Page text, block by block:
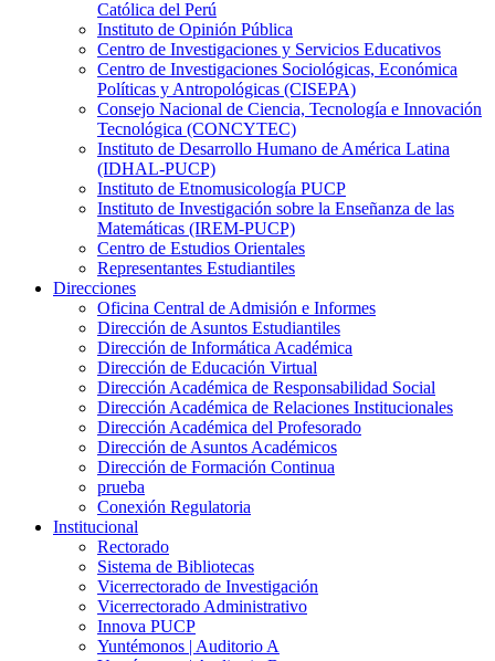
Católica del Perú
Instituto de Opinión Pública
Centro de Investigaciones y Servicios Educativos
Centro de Investigaciones Sociológicas, Económica
Políticas y Antropológicas (CISEPA)
Consejo Nacional de Ciencia, Tecnología e Innovación
Tecnológica (CONCYTEC)
Instituto de Desarrollo Humano de América Latina
(IDHAL-PUCP)
Instituto de Etnomusicología PUCP
Instituto de Investigación sobre la Enseñanza de las
Matemáticas (IREM-PUCP)
Centro de Estudios Orientales
Representantes Estudiantiles
Direcciones
Oficina Central de Admisión e Informes
Dirección de Asuntos Estudiantiles
Dirección de Informática Académica
Dirección de Educación Virtual
Dirección Académica de Responsabilidad Social
Dirección Académica de Relaciones Institucionales
Dirección Académica del Profesorado
Dirección de Asuntos Académicos
Dirección de Formación Continua
prueba
Conexión Regulatoria
Institucional
Rectorado
Sistema de Bibliotecas
Vicerrectorado de Investigación
Vicerrectorado Administrativo
Innova PUCP
Yuntémonos | Auditorio A